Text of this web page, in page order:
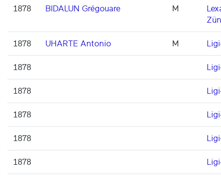
1878 BIDALUN Grégouare M
1878 UHARTE Antonio M
1878
1878
1878
1878
1878